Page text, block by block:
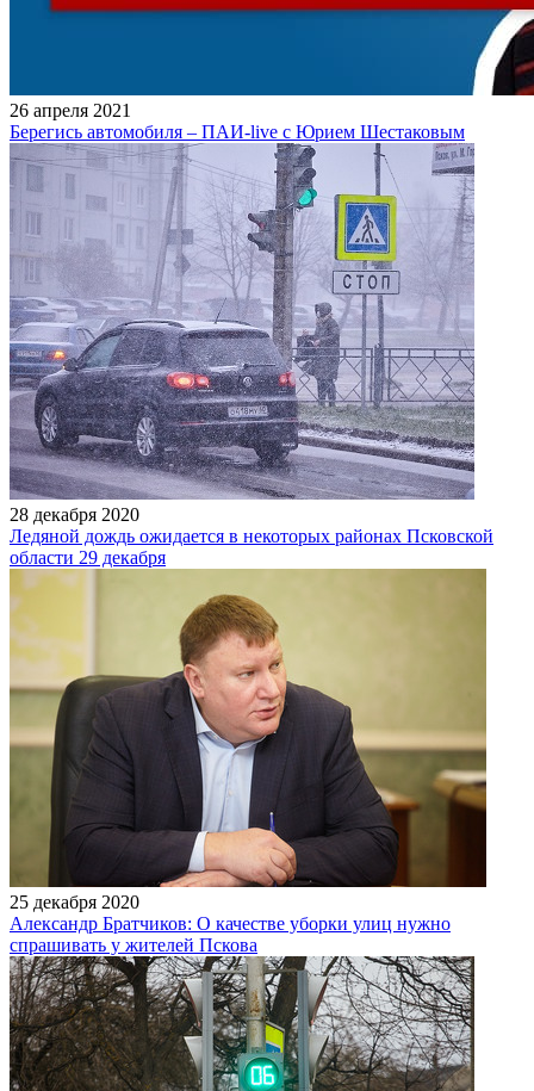
26 апреля 2021
Берегись автомобиля – ПАИ-live с Юрием Шестаковым
28 декабря 2020
Ледяной дождь ожидается в некоторых районах Псковской
области 29 декабря
25 декабря 2020
Александр Братчиков: О качестве уборки улиц нужно
спрашивать у жителей Пскова